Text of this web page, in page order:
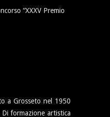
“XXXV Premio
a Grosseto nel 1950
formazione artistica